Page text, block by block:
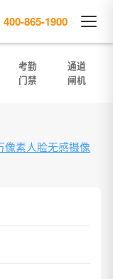
400-865-1900
考勤
门禁
通道
闸机
像素人脸无感摄像